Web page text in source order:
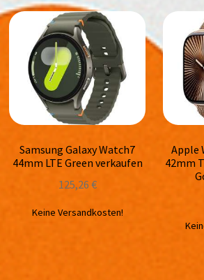
Samsung Galaxy Watch7
44mm LTE Green verkaufen
125,26 €
Keine Versandkosten!
Apple
42mm